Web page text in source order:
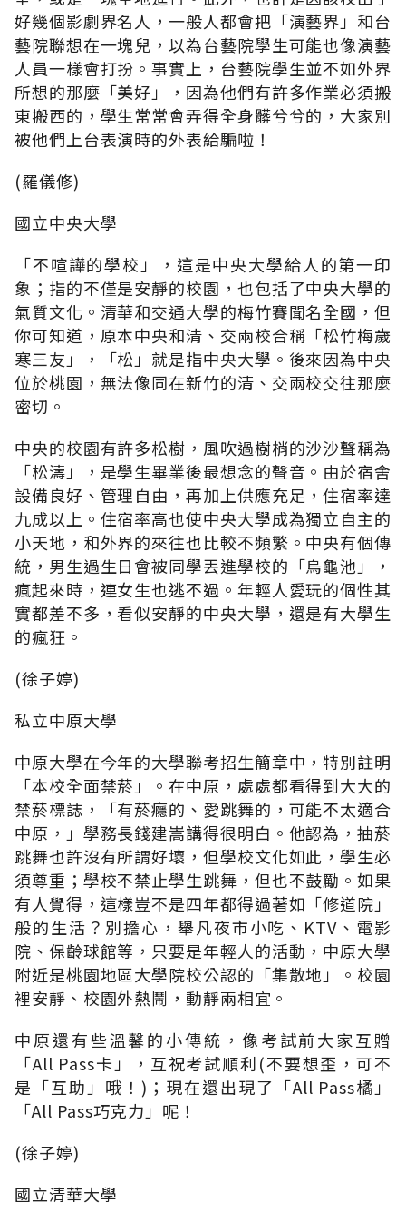
好幾個影劇界名人，一般人都會把「演藝界」和台
藝院聯想在一塊兒，以為台藝院學生可能也像演藝
人員一樣會打扮。事實上，台藝院學生並不如外界
所想的那麼「美好」，因為他們有許多作業必須搬
東搬西的，學生常常會弄得全身髒兮兮的，大家別
被他們上台表演時的外表給騙啦！
(羅儀修)
國立中央大學
「不喧譁的學校」，這是中央大學給人的第一印
象；指的不僅是安靜的校園，也包括了中央大學的
氣質文化。清華和交通大學的梅竹賽聞名全國，但
你可知道，原本中央和清、交兩校合稱「松竹梅歲
寒三友」，「松」就是指中央大學。後來因為中央
位於桃園，無法像同在新竹的清、交兩校交往那麼
密切。
中央的校園有許多松樹，風吹過樹梢的沙沙聲稱為
「松濤」，是學生畢業後最想念的聲音。由於宿舍
設備良好、管理自由，再加上供應充足，住宿率達
九成以上。住宿率高也使中央大學成為獨立自主的
小天地，和外界的來往也比較不頻繁。中央有個傳
統，男生過生日會被同學丟進學校的「烏龜池」，
瘋起來時，連女生也逃不過。年輕人愛玩的個性其
實都差不多，看似安靜的中央大學，還是有大學生
的瘋狂。
(徐子婷)
私立中原大學
中原大學在今年的大學聯考招生簡章中，特別註明
「本校全面禁菸」。在中原，處處都看得到大大的
禁菸標誌，「有菸癮的、愛跳舞的，可能不太適合
中原，」學務長錢建嵩講得很明白。他認為，抽菸
跳舞也許沒有所謂好壞，但學校文化如此，學生必
須尊重；學校不禁止學生跳舞，但也不鼓勵。如果
有人覺得，這樣豈不是四年都得過著如「修道院」
般的生活？別擔心，舉凡夜市小吃、KTV、電影
院、保齡球館等，只要是年輕人的活動，中原大學
附近是桃園地區大學院校公認的「集散地」。校園
裡安靜、校園外熱鬧，動靜兩相宜。
中原還有些溫馨的小傳統，像考試前大家互贈
「All Pass卡」，互祝考試順利(不要想歪，可不
是「互助」哦！)；現在還出現了「All Pass橘」
「All Pass巧克力」呢！
(徐子婷)
國立清華大學